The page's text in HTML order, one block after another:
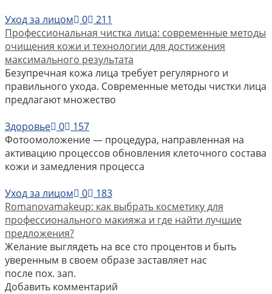
Уход за лицом
0
211
Профессиональная чистка лица: современные методы
очищения кожи и технологии для достижения
максимального результата
Безупречная кожа лица требует регулярного и
правильного ухода. Современные методы чистки лица
предлагают множество
Здоровье
0
157
Фотоомоложение — процедура, направленная на
активацию процессов обновления клеточного состава
кожи и замедления процесса
Уход за лицом
0
183
Romanovamakeup: как выбрать косметику для
профессионального макияжа и где найти лучшие
предложения?
Желание выглядеть на все сто процентов и быть
уверенным в своем образе заставляет нас
после пох. зап.
Добавить комментарий